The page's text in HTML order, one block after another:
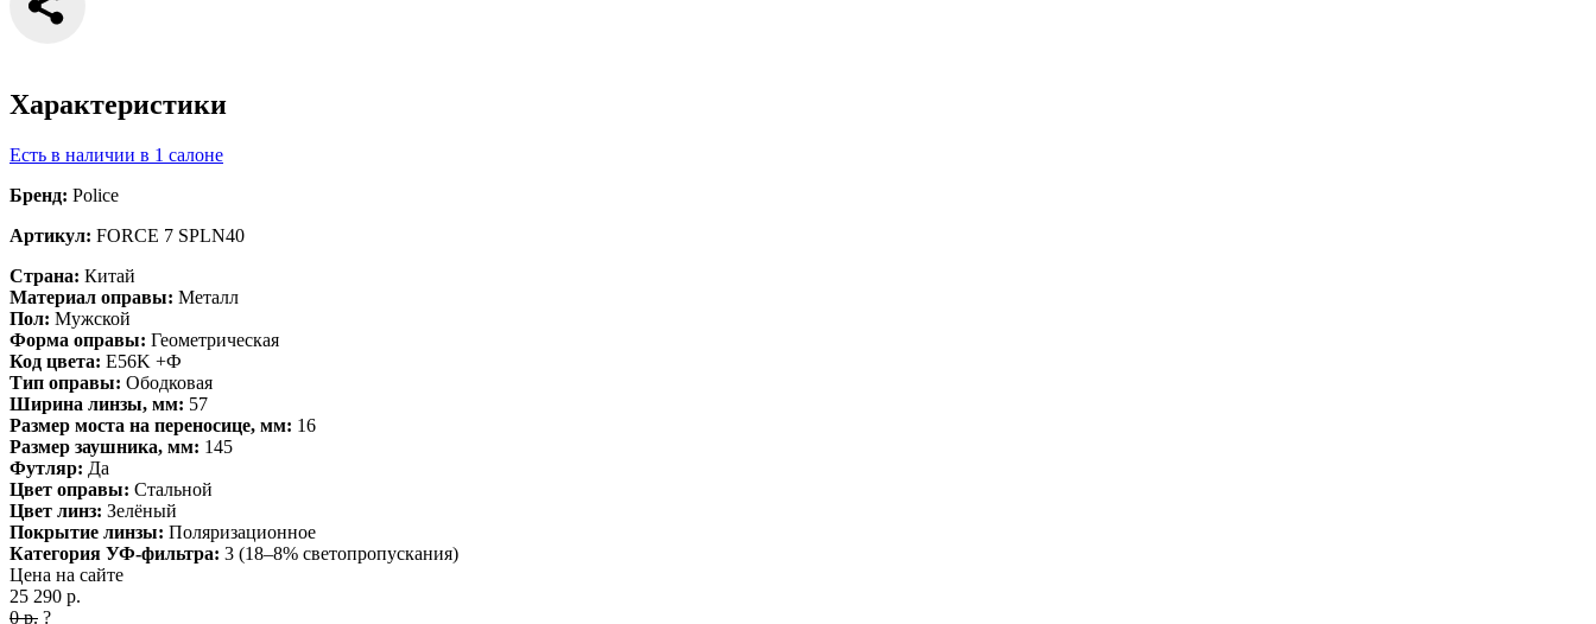
Характеристики
Есть в наличии в 1 салоне
Бренд: Police
Артикул: FORCE 7 SPLN40
Страна: Китай
Материал оправы: Металл
Пол: Мужской
Форма оправы: Геометрическая
Код цвета: E56K +Ф
Тип оправы: Ободковая
Ширина линзы, мм: 57
Размер моста на переносице, мм: 16
Размер заушника, мм: 145
Футляр: Да
Цвет оправы: Стальной
Цвет линз: Зелёный
Покрытие линзы: Поляризационное
Категория УФ-фильтра: 3 (18–8% светопропускания)
Цена на сайте
25 290 р.
0р. ?